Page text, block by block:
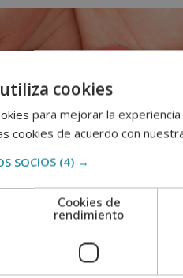
los
cookies
para mejorar la
cookies de acuerdo con
SOCIOS (4) →
Cookies de
rendimiento